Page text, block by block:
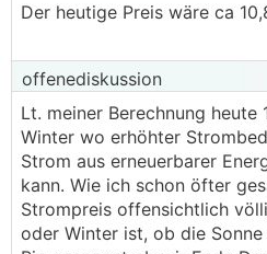
Der heutige Preis wäre ca
offenediskussion
Lt. meiner Berechnung heute
Winter wo erhöhter
Strom aus erneuerbarer
kann. Wie ich schon öfter
Strompreis offensichtlich
oder Winter ist, ob die